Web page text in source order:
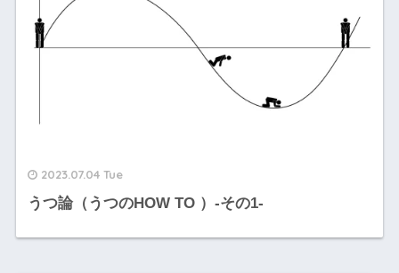
2023.07.04 Tue
うつ論（うつのHOW TO ）-その1-